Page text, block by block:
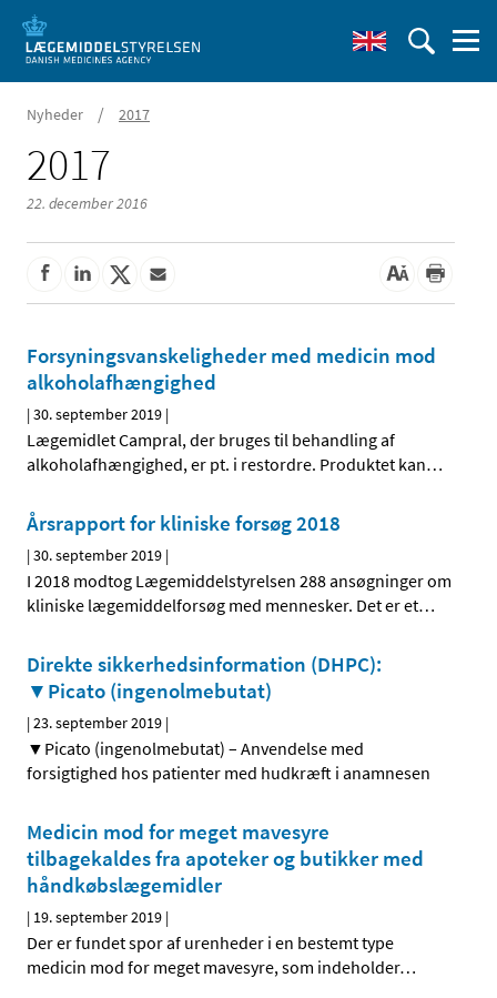
Nyheder / 2017
2017
22. december 2016
Forsyningsvanskeligheder med medicin mod
alkoholafhængighed
|30. september 2019 |
Lægemidlet Campral, der bruges til behandling af
alkoholafhængighed, er pt. i restordre. Produktet kan…
Årsrapport for kliniske forsøg 2018
|30. september 2019 |
I 2018 modtog Lægemiddelstyrelsen 288 ansøgninger om
kliniske lægemiddelforsøg med mennesker. Det er et…
Direkte sikkerhedsinformation (DHPC):
▼Picato (ingenolmebutat)
|23. september 2019 |
▼Picato (ingenolmebutat) – Anvendelse med
forsigtighed hos patienter med hudkræft i anamnesen
Medicin mod for meget mavesyre
tilbagekaldes fra apoteker og butikker med
håndkøbslægemidler
| 19. september 2019 |
Der er fundet spor af urenheder i en bestemt type
medicin mod for meget mavesyre, som indeholder…